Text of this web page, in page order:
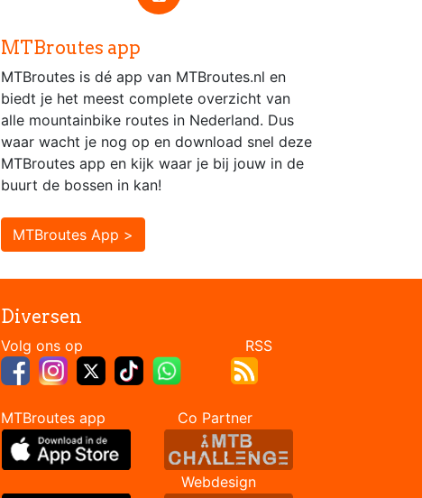
MTBroutes app
MTBroutes is dé app van MTBroutes.nl en
biedt je het meest complete overzicht van
alle mountainbike routes in Nederland. Dus
waar wacht je nog op en download snel deze
MTBroutes app en kijk waar je bij jouw in de
buurt de bossen in kan!
MTBroutes App >
Diversen
Volg ons op RSS
MTBroutes app Co Partner
Webdesign